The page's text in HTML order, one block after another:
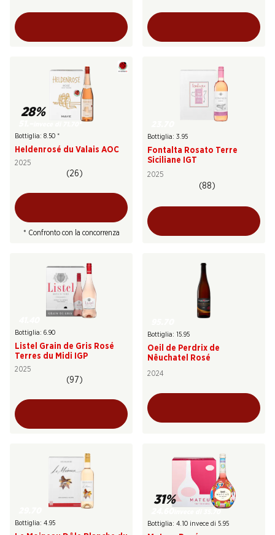
28%
Bottiglia: 8.50 *
Heldenrosé du Valais AOC
2025
(26)
* Confronto con la concorrenza
Bottiglia: 3.95
Fontalta Rosato Terre
Siciliane IGT
2025
(88)
Bottiglia: 6.90
Listel Grain de Gris Rosé
Terres du Midi IGP
2025
(97)
Bottiglia: 15.95
Oeil de Perdrix de
Nêuchatel Rosé
2024
Bottiglia: 4.95
31%
Bottiglia: 4.10 invece di 5.95